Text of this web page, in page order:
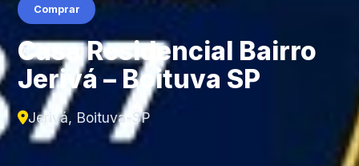
Comprar
Casa Residencial Bairro
Jerivá – Boituva SP
Jerivá, Boituva-SP